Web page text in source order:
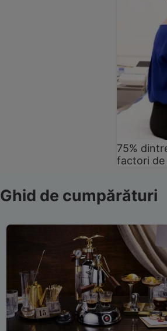
75%
factori de
Ghid de cumpărături